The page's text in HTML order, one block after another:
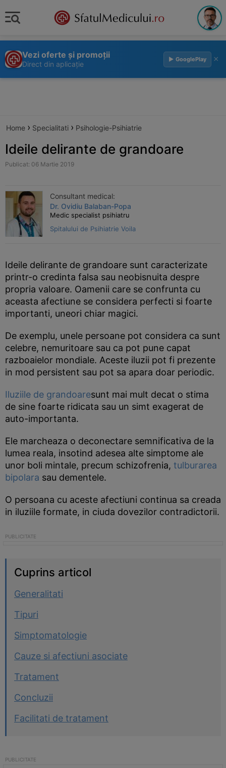
Vezi oferte și promoții
Direct din aplicație
▶ GooglePlay ×
Home › Specialitati › Psihologie-Psihiatrie
Ideile delirante de grandoare
Publicat: 06 Martie 2019
Consultant medical:
Dr. Ovidiu Balaban-Popa
Medic specialist psihiatru
Spitalului de Psihiatrie Voila
Ideile delirante de grandoare sunt caracterizate
printr-o credinta falsa sau neobisnuita despre
propria valoare. Oamenii care se confrunta cu
aceasta afectiune se considera perfecti si foarte
importanti, uneori chiar magici.
De exemplu, unele persoane pot considera ca sunt
celebre, nemuritoare sau ca pot pune capat
razboaielor mondiale. Aceste iluzii pot fi prezente
in mod persistent sau pot sa apara doar periodic.
Iluziile de grandoaresunt mai mult decat o stima
de sine foarte ridicata sau un simt exagerat de
auto-importanta.
Ele marcheaza o deconectare semnificativa de la
lumea reala, insotind adesea alte simptome ale
unor boli mintale, precum schizofrenia, tulburarea
bipolara sau dementele.
O persoana cu aceste afectiuni continua sa creada
in iluziile formate, in ciuda dovezilor contradictorii.
Cuprins articol
Generalitati
Tipuri
Simptomatologie
Cauze si afectiuni asociate
Tratament
Concluzii
Facilitati de tratament